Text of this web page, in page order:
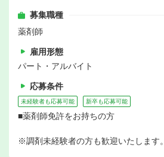
募集職種
薬剤師
雇用形態
パート・アルバイト
応募条件
未経験者も応募可能 新卒も応募可能
■薬剤師免許をお持ちの方
※調剤未経験者の方も歓迎いたします。